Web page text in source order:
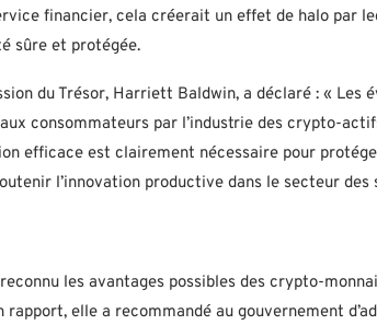
financier, cela créerait un effet de halo par
sûre et protégée.
du Trésor, Harriett Baldwin, a déclaré : « Les
consommateurs par l’industrie des crypto-
efficace est clairement nécessaire pour
l’innovation productive dans le secteur
les avantages possibles des crypto-
rapport, elle a recommandé au gouvernement